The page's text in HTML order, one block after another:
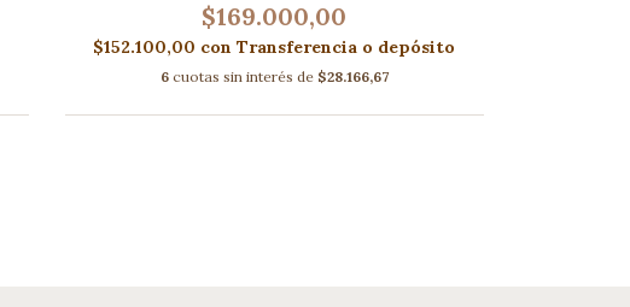
$169.000,00
$152.100,00 con Transferencia o depósito
6 cuotas sin interés de $28.166,67